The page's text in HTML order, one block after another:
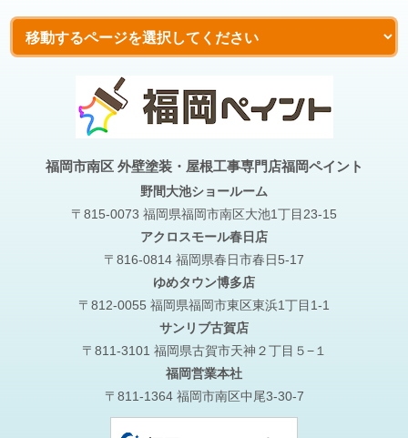
福岡市南区 外壁塗装・屋根工事専門店福岡ペイント
野間大池ショールーム
〒815-0073 福岡県福岡市南区大池1丁目23-15
アクロスモール春日店
〒816-0814 福岡県春日市春日5-17
ゆめタウン博多店
〒812-0055 福岡県福岡市東区東浜1丁目1-1
サンリブ古賀店
〒811-3101 福岡県古賀市天神２丁目５−１
福岡営業本社
〒811-1364 福岡市南区中尾3-30-7